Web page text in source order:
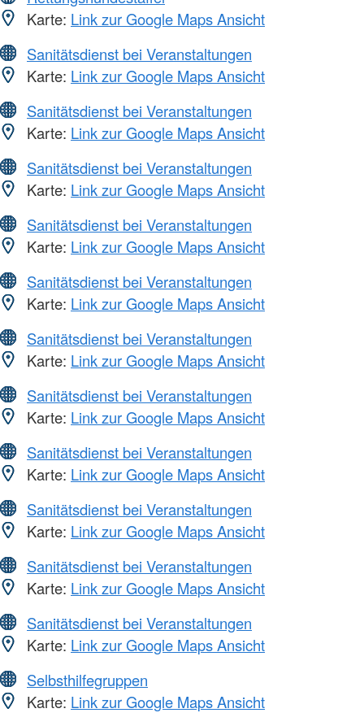
Karte: Link zur Google Maps Ansicht
Sanitätsdienst bei Veranstaltungen
Karte: Link zur Google Maps Ansicht
Sanitätsdienst bei Veranstaltungen
Karte: Link zur Google Maps Ansicht
Sanitätsdienst bei Veranstaltungen
Karte: Link zur Google Maps Ansicht
Sanitätsdienst bei Veranstaltungen
Karte: Link zur Google Maps Ansicht
Sanitätsdienst bei Veranstaltungen
Karte: Link zur Google Maps Ansicht
Sanitätsdienst bei Veranstaltungen
Karte: Link zur Google Maps Ansicht
Sanitätsdienst bei Veranstaltungen
Karte: Link zur Google Maps Ansicht
Sanitätsdienst bei Veranstaltungen
Karte: Link zur Google Maps Ansicht
Sanitätsdienst bei Veranstaltungen
Karte: Link zur Google Maps Ansicht
Sanitätsdienst bei Veranstaltungen
Karte: Link zur Google Maps Ansicht
Sanitätsdienst bei Veranstaltungen
Karte: Link zur Google Maps Ansicht
Selbsthilfegruppen
Karte: Link zur Google Maps Ansicht